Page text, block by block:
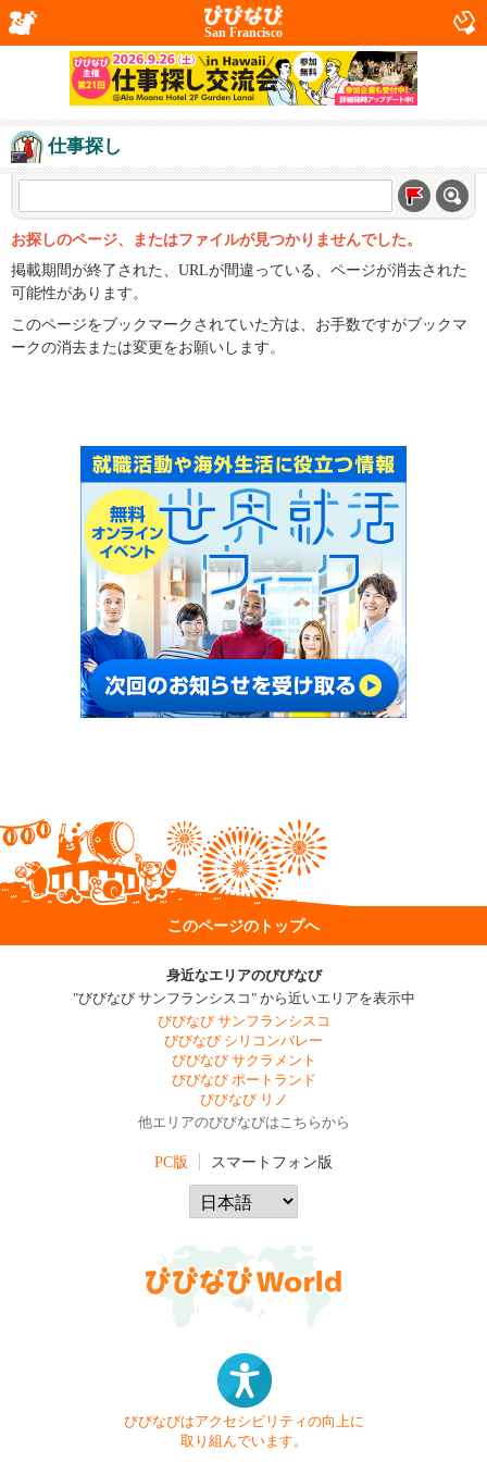
San Francisco
仕事探し
お探しのページ、またはファイルが見つかりませんでした。
掲載期間が終了された、URLが間違っている、ページが消去された
可能性があります。
このページをブックマークされていた方は、お手数ですがブックマ
ークの消去または変更をお願いします。
このページのトップへ
身近なエリアのびびなび
"びびなび サンフランシスコ" から近いエリアを表示中
びびなび サンフランシスコ
びびなび シリコンバレー
びびなび サクラメント
びびなび ポートランド
びびなび リノ
他エリアのびびなびはこちらから
PC版 スマートフォン版
びびなびはアクセシビリティの向上に
取り組んでいます。